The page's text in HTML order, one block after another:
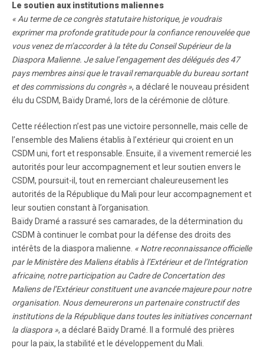
Le soutien aux institutions maliennes
« Au terme de ce congrès statutaire historique, je voudrais
exprimer ma profonde gratitude pour la confiance renouvelée que
vous venez de m’accorder à la tête du Conseil Supérieur de la
Diaspora Malienne. Je salue l’engagement des délégués des 47
pays membres ainsi que le travail remarquable du bureau sortant
et des commissions du congrès », a déclaré le nouveau président
élu du CSDM, Baïdy Dramé, lors de la cérémonie de clôture.
Cette réélection n’est pas une victoire personnelle, mais celle de
l’ensemble des Maliens établis à l’extérieur qui croient en un
CSDM uni, fort et responsable. Ensuite, il a vivement remercié les
autorités pour leur accompagnement et leur soutien envers le
CSDM, poursuit-il, tout en remerciant chaleureusement les
autorités de la République du Mali pour leur accompagnement et
leur soutien constant à l’organisation.
Baïdy Dramé a rassuré ses camarades, de la détermination du
CSDM à continuer le combat pour la défense des droits des
intérêts de la diaspora malienne. « Notre reconnaissance officielle
par le Ministère des Maliens établis à l’Extérieur et de l’Intégration
africaine, notre participation au Cadre de Concertation des
Maliens de l’Extérieur constituent une avancée majeure pour notre
organisation. Nous demeurerons un partenaire constructif des
institutions de la République dans toutes les initiatives concernant
la diaspora », a déclaré Baïdy Dramé. Il a formulé des prières
pour la paix, la stabilité et le développement du Mali.